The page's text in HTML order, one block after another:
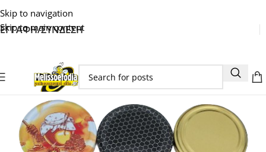
Skip to navigation
Skip to main content
ΕΓΓΑΦΗ/ΣΥΝΔΕΣΗ